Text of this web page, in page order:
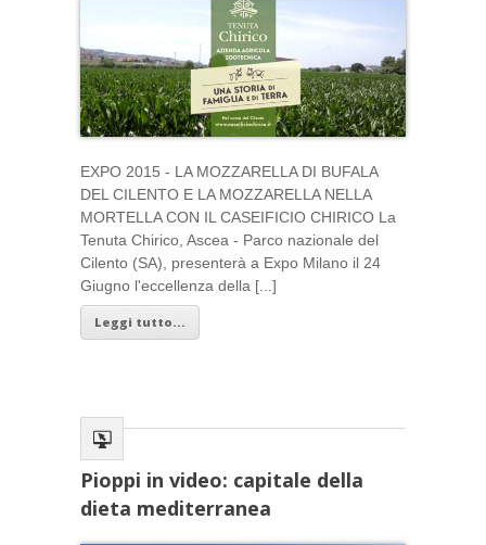
EXPO 2015 - LA MOZZARELLA DI BUFALA
DEL CILENTO E LA MOZZARELLA NELLA
MORTELLA CON IL CASEIFICIO CHIRICO La
Tenuta Chirico, Ascea - Parco nazionale del
Cilento (SA), presenterà a Expo Milano il 24
Giugno l'eccellenza della [...]
Leggi tutto...
Pioppi in video: capitale della
dieta mediterranea